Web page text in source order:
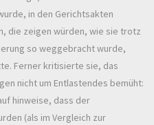
in den Gerichtsakten
die zeigen würden, wie sie trotz
so weggebracht wurde,
Ferner kritisierte sie, das
nicht um Entlastendes bemüht:
hinweise, dass der
(als im Vergleich zur